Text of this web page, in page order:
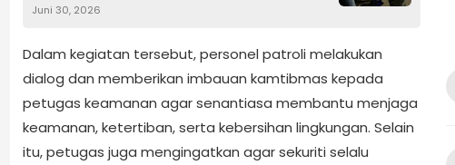
Juni 30, 2026
Dalam kegiatan tersebut, personel patroli melakukan
dialog dan memberikan imbauan kamtibmas kepada
petugas keamanan agar senantiasa membantu menjaga
keamanan, ketertiban, serta kebersihan lingkungan. Selain
itu, petugas juga mengingatkan agar sekuriti selalu